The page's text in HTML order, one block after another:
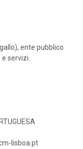
ente pubblico
servizi.
lisboa.pt